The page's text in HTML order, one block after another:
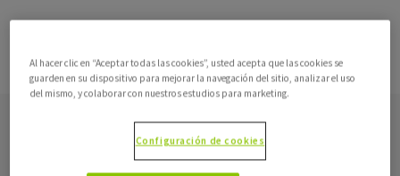
Share
Noticias similares
Al hacer clic en “Aceptar todas las cookies”, usted acepta que las cookies se
guarden en su dispositivo para mejorar la navegación del sitio, analizar el uso
del mismo, y colaborar con nuestros estudios para marketing.
Configuración de cookies